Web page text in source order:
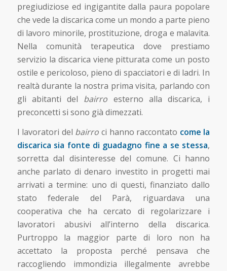
pregiudiziose ed ingigantite dalla paura popolare
che vede la discarica come un mondo a parte pieno
di lavoro minorile, prostituzione, droga e malavita.
Nella comunità terapeutica dove prestiamo
servizio la discarica viene pitturata come un posto
ostile e pericoloso, pieno di spacciatori e di ladri. In
realtà durante la nostra prima visita, parlando con
gli abitanti del bairro esterno alla discarica, i
preconcetti si sono già dimezzati.
I lavoratori del bairro ci hanno raccontato come la
discarica sia fonte di guadagno fine a se stessa,
sorretta dal disinteresse del comune. Ci hanno
anche parlato di denaro investito in progetti mai
arrivati a termine: uno di questi, finanziato dallo
stato federale del Parà, riguardava una
cooperativa che ha cercato di regolarizzare i
lavoratori abusivi all’interno della discarica.
Purtroppo la maggior parte di loro non ha
accettato la proposta perché pensava che
raccogliendo immondizia illegalmente avrebbe